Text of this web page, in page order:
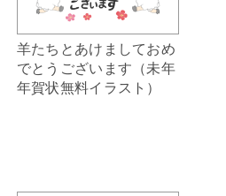
羊たちとあけましておめ
でとうございます（未年
年賀状無料イラスト）